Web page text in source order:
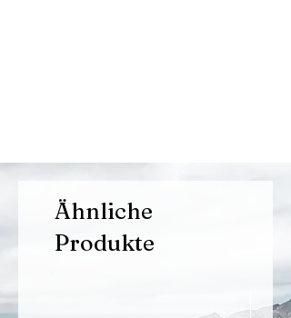
Ähnliche
Produkte